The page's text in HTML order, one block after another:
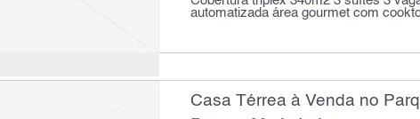
automatizada área gourmet com
Casa Térrea à Venda no